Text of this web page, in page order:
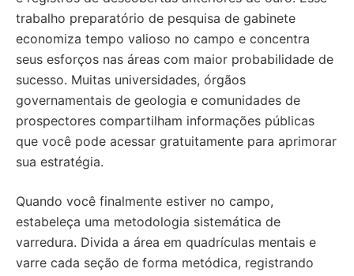
trabalho preparatório de pesquisa de gabinete
economiza tempo valioso no campo e concentra
seus esforços nas áreas com maior probabilidade de
sucesso. Muitas universidades, órgãos
governamentais de geologia e comunidades de
prospectores compartilham informações públicas
que você pode acessar gratuitamente para aprimorar
sua estratégia.
Quando você finalmente estiver no campo,
estabeleça uma metodologia sistemática de
varredura. Divida a área em quadrículas mentais e
varre cada seção de forma metódica, registrando